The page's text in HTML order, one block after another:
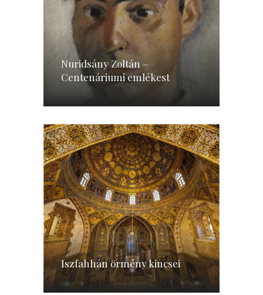
Nuridsány Zoltán –
Centenáriumi emlékest
Iszfahhán örmény kincsei